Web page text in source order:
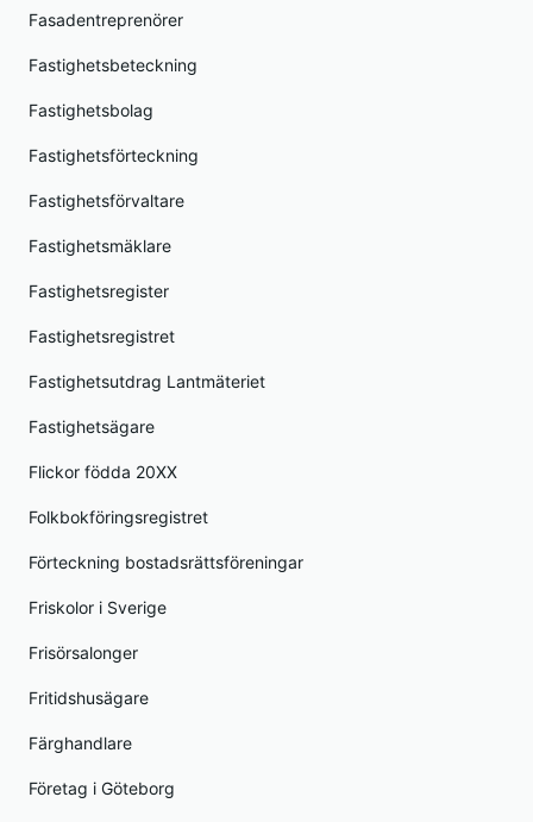
Fasadentreprenörer
Fastighetsbeteckning
Fastighetsbolag
Fastighetsförteckning
Fastighetsförvaltare
Fastighetsmäklare
Fastighetsregister
Fastighetsregistret
Fastighetsutdrag Lantmäteriet
Fastighetsägare
Flickor födda 20XX
Folkbokföringsregistret
Förteckning bostadsrättsföreningar
Friskolor i Sverige
Frisörsalonger
Fritidshusägare
Färghandlare
Företag i Göteborg